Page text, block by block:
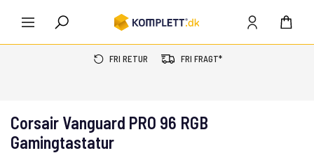
FRI RETUR FRI FRAGT*
Corsair Vanguard PRO 96 RGB
Gamingtastatur